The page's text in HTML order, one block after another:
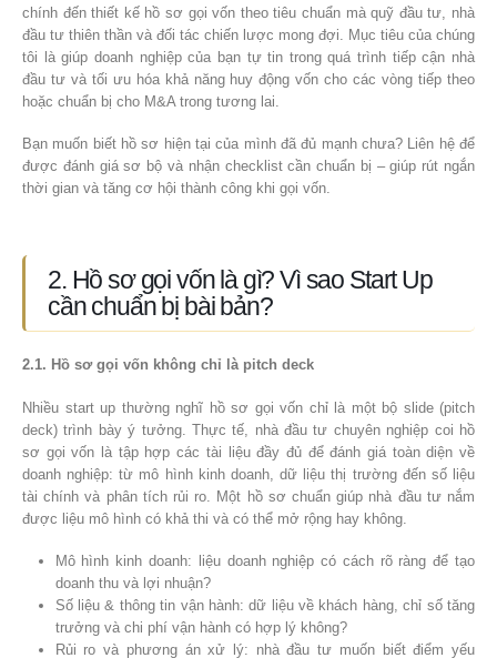
chính đến thiết kế hồ sơ gọi vốn theo tiêu chuẩn mà quỹ đầu tư, nhà
đầu tư thiên thần và đối tác chiến lược mong đợi. Mục tiêu của chúng
tôi là giúp doanh nghiệp của bạn tự tin trong quá trình tiếp cận nhà
đầu tư và tối ưu hóa khả năng huy động vốn cho các vòng tiếp theo
hoặc chuẩn bị cho M&A trong tương lai.
Bạn muốn biết hồ sơ hiện tại của mình đã đủ mạnh chưa? Liên hệ để
được đánh giá sơ bộ và nhận checklist cần chuẩn bị – giúp rút ngắn
thời gian và tăng cơ hội thành công khi gọi vốn.
2. Hồ sơ gọi vốn là gì? Vì sao Start Up
cần chuẩn bị bài bản?
2.1. Hồ sơ gọi vốn không chỉ là pitch deck
Nhiều start up thường nghĩ hồ sơ gọi vốn chỉ là một bộ slide (pitch
deck) trình bày ý tưởng. Thực tế, nhà đầu tư chuyên nghiệp coi hồ
sơ gọi vốn là tập hợp các tài liệu đầy đủ để đánh giá toàn diện về
doanh nghiệp: từ mô hình kinh doanh, dữ liệu thị trường đến số liệu
tài chính và phân tích rủi ro. Một hồ sơ chuẩn giúp nhà đầu tư nắm
được liệu mô hình có khả thi và có thể mở rộng hay không.
Mô hình kinh doanh: liệu doanh nghiệp có cách rõ ràng để tạo
doanh thu và lợi nhuận?
Số liệu & thông tin vận hành: dữ liệu về khách hàng, chỉ số tăng
trưởng và chi phí vận hành có hợp lý không?
Rủi ro và phương án xử lý: nhà đầu tư muốn biết điểm yếu